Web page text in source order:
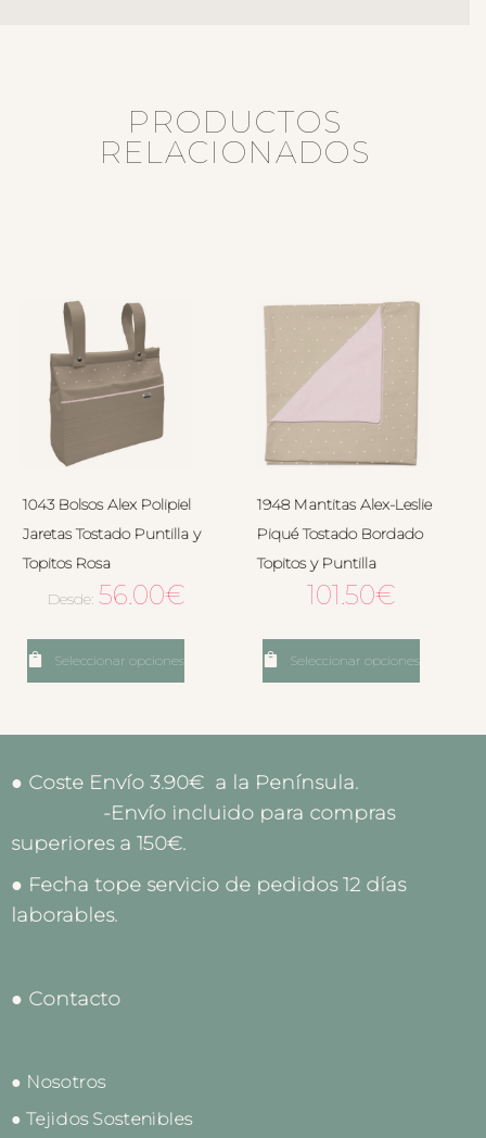
PRODUCTOS
RELACIONADOS
1043 Bolsos Alex Polipiel
Jaretas Tostado Puntilla y
Topitos Rosa
Desde: 56.00€
Seleccionar opciones
1948 Mantitas Alex-Leslie
Piqué Tostado Bordado
Topitos y Puntilla
101.50€
Seleccionar opciones
● Coste Envío 3.90€ a la Península.
-Envío incluido para compras
superiores a 150€.
● Fecha tope servicio de pedidos 12 días
laborables.
● Contacto
● Nosotros
● Tejidos Sostenibles